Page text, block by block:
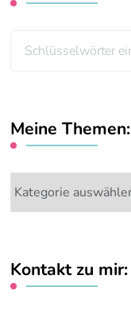
Suchst
Meine Themen:
Meine
Themen:
Kontakt zu mir: